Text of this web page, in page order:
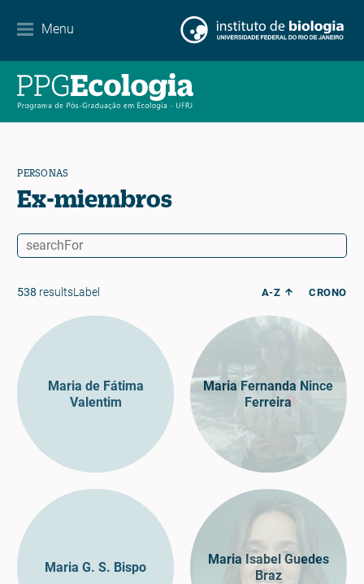
Menu
Contacto
PERSONAS
Ex-miembros
538 resultsLabel A-Z CRONO
Maria de Fátima
Valentim
Maria Fernanda Nince
Ferreira
Maria G. S. Bispo
Maria Isabel Guedes
Braz